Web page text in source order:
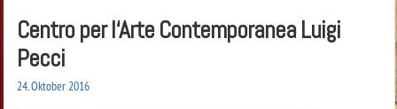
Centro per l‘Arte Contemporanea Luigi
Pecci
24. Oktober 2016